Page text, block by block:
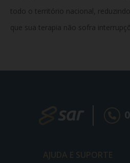
todo o território nacional,
que sua terapia não sofra
AJUDA E SUPORTE